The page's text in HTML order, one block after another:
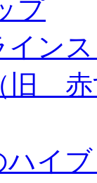
プ
イン
旧 赤
イ